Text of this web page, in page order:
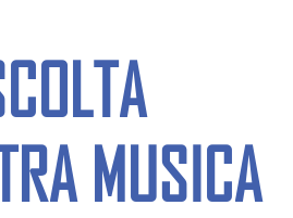
MUSICA